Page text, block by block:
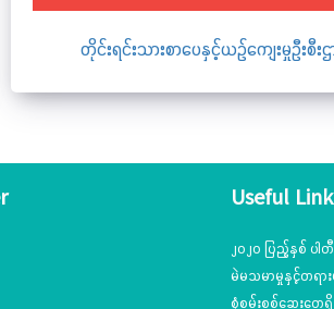
တိုင်းရင်းသားစာပေနှင့်ယဉ်ကျေးမှုဦးစီးဌ
Useful Link
၂၀၂၀ ပြည့်နှစ်
မဲမသမာမှုနှင့်တရား
စုံစမ်းစစ်ဆေးတွေ့ရှိ